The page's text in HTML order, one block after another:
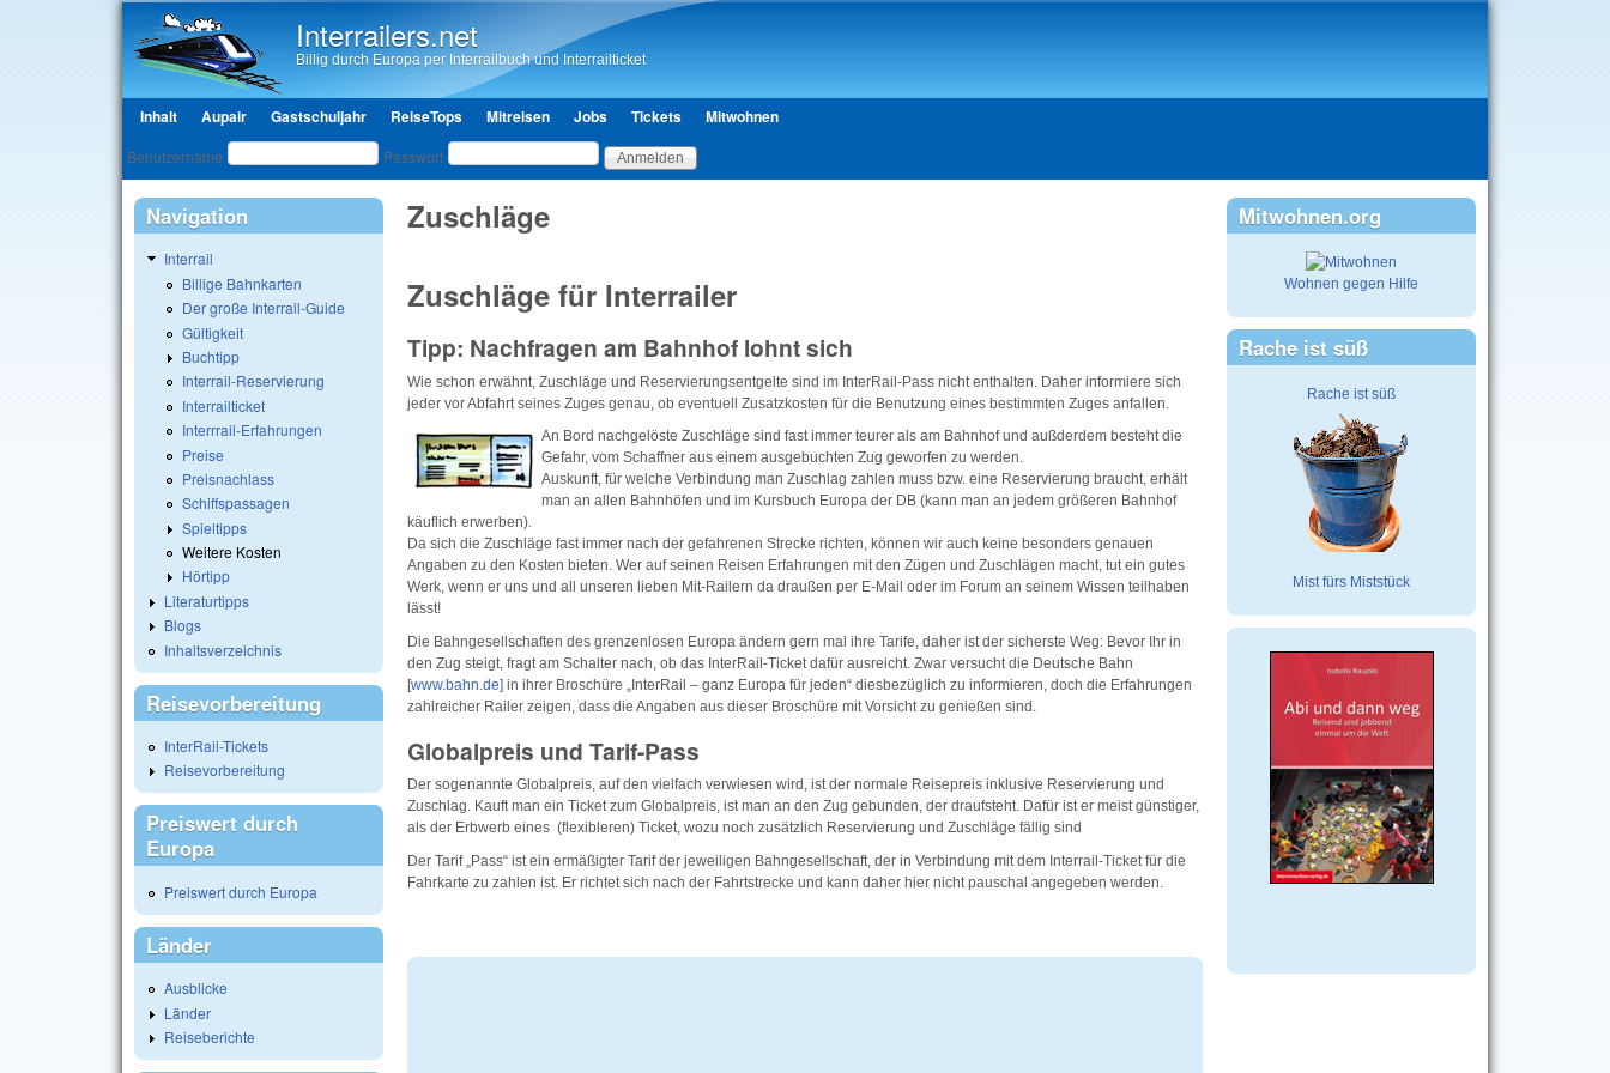
Interrailers.net
Billig durch Europa per Interrailbuch und Interrailticket
Hauptmenü
Inhalt Aupair Gastschuljahr ReiseTops Mitreisen Jobs Tickets Mitwohnen
Benutzeranmeldung
Benutzername Passwort
Zuschläge
Zuschläge für Interrailer
Tipp: Nachfragen am Bahnhof lohnt sich
Wie schon erwähnt, Zuschläge und Reservierungsentgelte sind im InterRail-Pass nicht enthalten. Daher informiere sich
jeder vor Abfahrt seines Zuges genau, ob eventuell Zusatzkosten für die Benutzung eines bestimmten Zuges anfallen.
An Bord nachgelöste Zuschläge sind fast immer teurer als am Bahnhof und außderdem besteht die
Gefahr, vom Schaffner aus einem ausgebuchten Zug geworfen zu werden.
Auskunft, für welche Verbindung man Zuschlag zahlen muss bzw. eine Reservierung braucht, erhält
man an allen Bahnhöfen und im Kursbuch Europa der DB (kann man an jedem größeren Bahnhof
käuflich erwerben).
Da sich die Zuschläge fast immer nach der gefahrenen Strecke richten, können wir auch keine besonders genauen
Angaben zu den Kosten bieten. Wer auf seinen Reisen Erfahrungen mit den Zügen und Zuschlägen macht, tut ein gutes
Werk, wenn er uns und all unseren lieben Mit-Railern da draußen per E-Mail oder im Forum an seinem Wissen teilhaben
lässt!
Die Bahngesellschaften des grenzenlosen Europa ändern gern mal ihre Tarife, daher ist der sicherste Weg: Bevor Ihr in
den Zug steigt, fragt am Schalter nach, ob das InterRail-Ticket dafür ausreicht. Zwar versucht die Deutsche Bahn
[www.bahn.de] in ihrer Broschüre „InterRail – ganz Europa für jeden“ diesbezüglich zu informieren, doch die Erfahrungen
zahlreicher Railer zeigen, dass die Angaben aus dieser Broschüre mit Vorsicht zu genießen sind.
Globalpreis und Tarif-Pass
Der sogenannte Globalpreis, auf den vielfach verwiesen wird, ist der normale Reisepreis inklusive Reservierung und
Zuschlag. Kauft man ein Ticket zum Globalpreis, ist man an den Zug gebunden, der draufsteht. Dafür ist er meist günstiger,
als der Erbwerb eines (flexibleren) Ticket, wozu noch zusätzlich Reservierung und Zuschläge fällig sind
Der Tarif „Pass“ ist ein ermäßigter Tarif der jeweiligen Bahngesellschaft, der in Verbindung mit dem Interrail-Ticket für die
Fahrkarte zu zahlen ist. Er richtet sich nach der Fahrtstrecke und kann daher hier nicht pauschal angegeben werden.
Navigation
Interrail
Billige Bahnkarten
Der große Interrail-Guide
Gültigkeit
Buchtipp
Interrail-Reservierung
Interrailticket
Interrrail-Erfahrungen
Preise
Preisnachlass
Schiffspassagen
Spieltipps
Weitere Kosten
Hörtipp
Literaturtipps
Blogs
Inhaltsverzeichnis
Reisevorbereitung
InterRail-Tickets
Reisevorbereitung
Preiswert durch
Europa
Preiswert durch Europa
Länder
Ausblicke
Länder
Reiseberichte
Mitwohnen.org
Wohnen gegen Hilfe
Rache ist süß
Rache ist süß
Mist fürs Miststück